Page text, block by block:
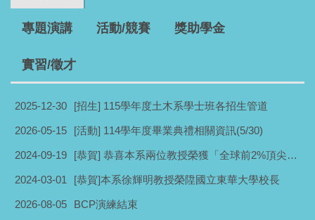
專題演講 活動/競賽 獎助學金
實習/徵才
2025-12-30 [招生] 115學年度土木系學士班各招生管道
2026-05-15 [活動] 114學年度畢業典禮相關資訊(5/30)
2024-09-19 [恭賀] 恭喜本系兩位教授榮獲「全球前2%頂尖科學家榜單」殊榮
2024-03-01 [恭賀]本系徐輝明教授榮陞國立東華大學校長
2026-08-05 BCP演練結束